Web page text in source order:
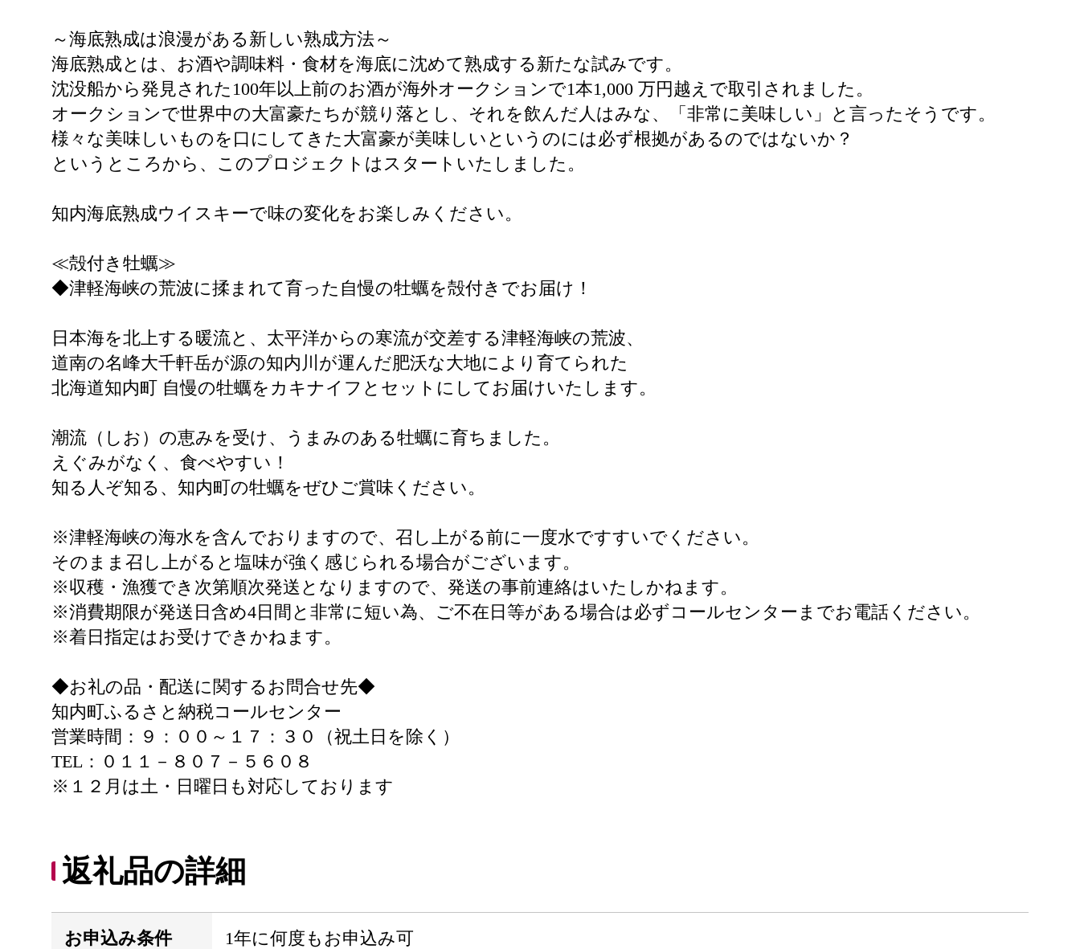
～海底熟成は浪漫がある新しい熟成方法～
海底熟成とは、お酒や調味料・食材を海底に沈めて熟成する新たな試みです。
沈没船から発見された100年以上前のお酒が海外オークションで1本1,000 万円越えで取引されました。
オークションで世界中の大富豪たちが競り落とし、それを飲んだ人はみな、「非常に美味しい」と言ったそうです。
様々な美味しいものを口にしてきた大富豪が美味しいというのには必ず根拠があるのではないか？
というところから、このプロジェクトはスタートいたしました。
知内海底熟成ウイスキーで味の変化をお楽しみください。
≪殻付き牡蠣≫
◆津軽海峡の荒波に揉まれて育った自慢の牡蠣を殻付きでお届け！
日本海を北上する暖流と、太平洋からの寒流が交差する津軽海峡の荒波、
道南の名峰大千軒岳が源の知内川が運んだ肥沃な大地により育てられた
北海道知内町 自慢の牡蠣をカキナイフとセットにしてお届けいたします。
潮流（しお）の恵みを受け、うまみのある牡蠣に育ちました。
えぐみがなく、食べやすい！
知る人ぞ知る、知内町の牡蠣をぜひご賞味ください。
※津軽海峡の海水を含んでおりますので、召し上がる前に一度水ですすいでください。
そのまま召し上がると塩味が強く感じられる場合がございます。
※収穫・漁獲でき次第順次発送となりますので、発送の事前連絡はいたしかねます。
※消費期限が発送日含め4日間と非常に短い為、ご不在日等がある場合は必ずコールセンターまでお電話ください。
※着日指定はお受けできかねます。
◆お礼の品・配送に関するお問合せ先◆
知内町ふるさと納税コールセンター
営業時間：９：００～１７：３０（祝土日を除く）
TEL：０１１－８０７－５６０８
※１２月は土・日曜日も対応しております
返礼品の詳細
お申込み条件 1年に何度もお申込み可